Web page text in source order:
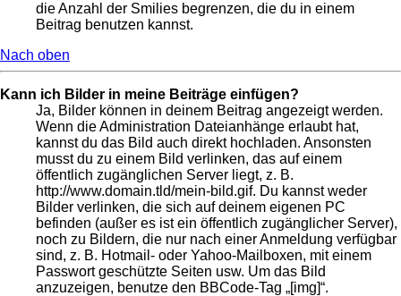
die Anzahl der Smilies begrenzen, die du in einem
Beitrag benutzen kannst.
Nach oben
Kann ich Bilder in meine Beiträge einfügen?
Ja, Bilder können in deinem Beitrag angezeigt werden.
Wenn die Administration Dateianhänge erlaubt hat,
kannst du das Bild auch direkt hochladen. Ansonsten
musst du zu einem Bild verlinken, das auf einem
öffentlich zugänglichen Server liegt, z. B.
http://www.domain.tld/mein-bild.gif. Du kannst weder
Bilder verlinken, die sich auf deinem eigenen PC
befinden (außer es ist ein öffentlich zugänglicher Server),
noch zu Bildern, die nur nach einer Anmeldung verfügbar
sind, z. B. Hotmail- oder Yahoo-Mailboxen, mit einem
Passwort geschützte Seiten usw. Um das Bild
anzuzeigen, benutze den BBCode-Tag „[img]“.